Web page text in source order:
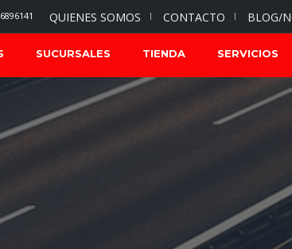
QUIENES SOMOS CONTACTO BLOG/
SUCURSALES TIENDA SERVICIOS